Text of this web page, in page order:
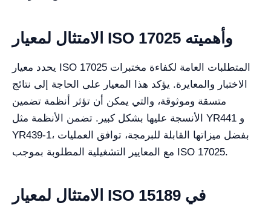
الامتثال لمعيار ISO 17025 وأهميته
يحدد معيار ISO 17025 المتطلبات العامة لكفاءة مختبرات
الاختبار والمعايرة. يؤكد هذا المعيار على الحاجة إلى نتائج
متسقة وموثوقة، والتي يمكن أن تؤثر أنظمة تضمين
الأنسجة عليها بشكل كبير. تضمن الأنظمة مثل YR441 و
YR439-1، بفضل ميزاتها القابلة للبرمجة، توافق العمليات
مع المعايير التشغيلية المطلوبة بموجب ISO 17025.
الامتثال لمعيار ISO 15189 في